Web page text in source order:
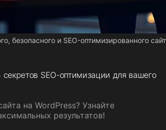
безопасного и SEO-оптимизированного
SEO-оптимизации для вашего
на WordPress? Узнайте
результатов!